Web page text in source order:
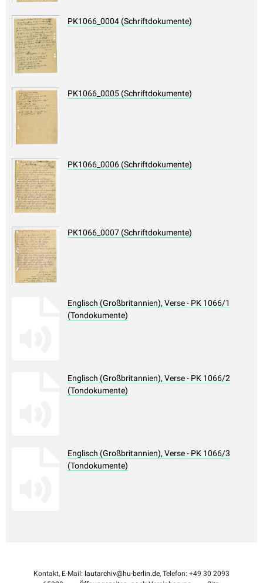
PK1066_0004 (Schriftdokumente)
PK1066_0005 (Schriftdokumente)
PK1066_0006 (Schriftdokumente)
PK1066_0007 (Schriftdokumente)
Englisch (Großbritannien), Verse - PK 1066/1
(Tondokumente)
Englisch (Großbritannien), Verse - PK 1066/2
(Tondokumente)
Englisch (Großbritannien), Verse - PK 1066/3
(Tondokumente)
Kontakt, E-Mail: lautarchiv@hu-berlin.de, Telefon: +49 30 2093